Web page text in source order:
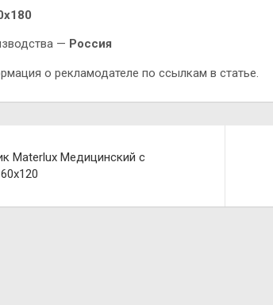
— Россия
о рекламодателе по ссылкам в статье.
Materlux Медицинский с